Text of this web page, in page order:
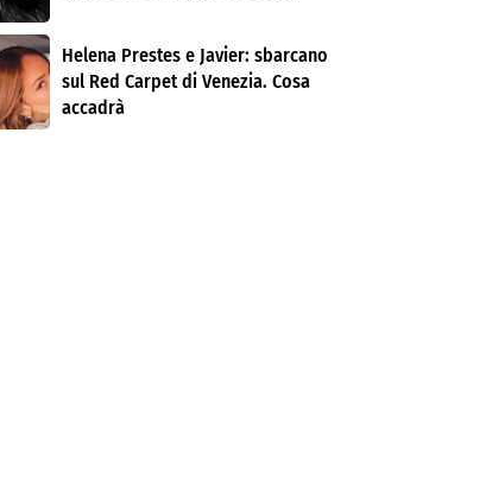
Helena Prestes e Javier: sbarcano
sul Red Carpet di Venezia. Cosa
accadrà